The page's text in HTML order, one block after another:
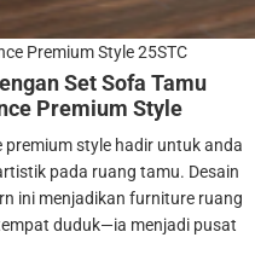
Premium Style 25STC
Set Sofa Tamu
Premium Style
style hadir untuk anda
pada ruang tamu. Desain
ini menjadikan furniture ruang
duduk—ia menjadi pusat